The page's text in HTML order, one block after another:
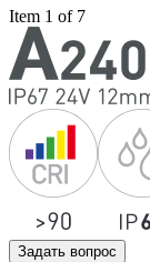
Item 1 of 7
Задать вопрос